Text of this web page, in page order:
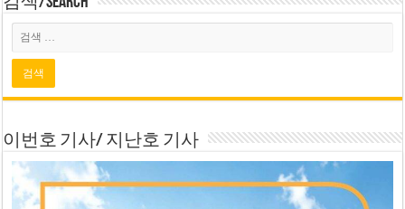
이번호 기사/ 지난호 기사